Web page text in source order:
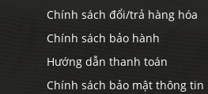
Chính sách đổi/trả hàng hóa
Chính sách bảo hành
Hướng dẫn thanh toán
Chính sách bảo mật thông tin